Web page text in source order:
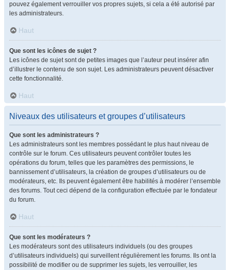
pouvez également verrouiller vos propres sujets, si cela a été autorisé par
les administrateurs.
Haut
Que sont les icônes de sujet ?
Les icônes de sujet sont de petites images que l’auteur peut insérer afin
d’illustrer le contenu de son sujet. Les administrateurs peuvent désactiver
cette fonctionnalité.
Haut
Niveaux des utilisateurs et groupes d’utilisateurs
Que sont les administrateurs ?
Les administrateurs sont les membres possédant le plus haut niveau de
contrôle sur le forum. Ces utilisateurs peuvent contrôler toutes les
opérations du forum, telles que les paramètres des permissions, le
bannissement d’utilisateurs, la création de groupes d’utilisateurs ou de
modérateurs, etc. Ils peuvent également être habilités à modérer l’ensemble
des forums. Tout ceci dépend de la configuration effectuée par le fondateur
du forum.
Haut
Que sont les modérateurs ?
Les modérateurs sont des utilisateurs individuels (ou des groupes
d’utilisateurs individuels) qui surveillent régulièrement les forums. Ils ont la
possibilité de modifier ou de supprimer les sujets, les verrouiller, les